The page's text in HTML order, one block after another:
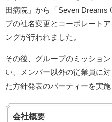
田病院」から「Seven Dreams
プの社名変更とコーポレート
ングが行われました。
その後、グループのミッショ
い、メンバー以外の従業員に
た方針発表のパーティーを実施
会社概要